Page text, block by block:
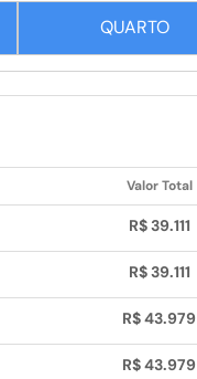
QUARTO
Valor Total
R$ 39.111
R$ 39.111
R$ 43.979
R$ 43.979